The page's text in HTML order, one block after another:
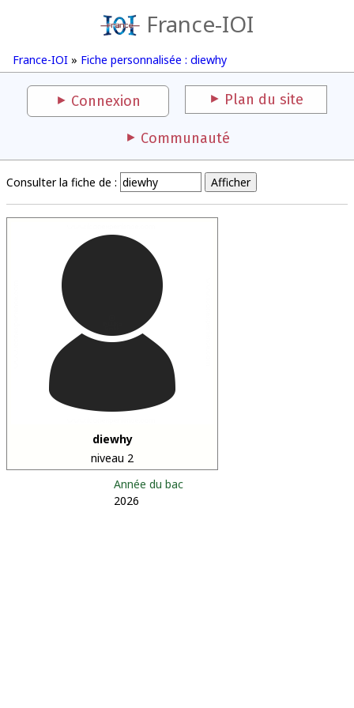
France-IOI
France-IOI » Fiche personnalisée : diewhy
Connexion Plan du site
Communauté
Consulter la fiche de :
diewhy
niveau 2
Année du bac
2026